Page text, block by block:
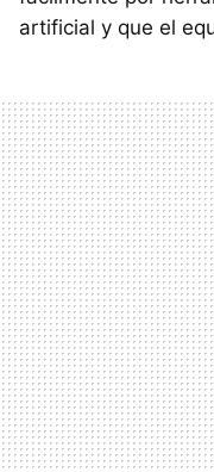
artificial y que el